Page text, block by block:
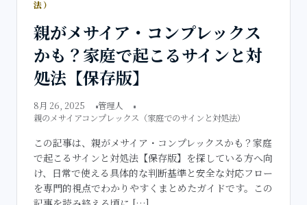
法）
親がメサイア・コンプレックス
かも？家庭で起こるサインと対
処法【保存版】
8月 26, 2025
管理人
親のメサイアコンプレックス（家庭でのサインと対処法）
この記事は、親がメサイア・コンプレックスかも？家庭
で起こるサインと対処法【保存版】を探している方へ向
け、日常で使える具体的な判断基準と安全な対応フロー
を専門的視点でわかりやすくまとめたガイドです。この